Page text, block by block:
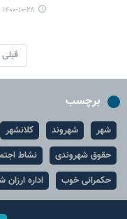
۱۴۰۰-۱۰-۲۸ ۰۷:۴۹
قبلی
برچسب
شهر شهروند کلانشهر
حقوق شهروندی
نشاط
حکمرانی خوب
اداره ارزان